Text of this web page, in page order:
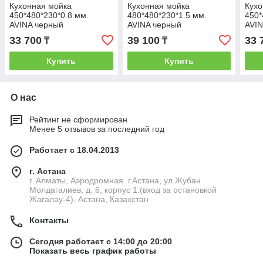
Кухонная мойка
450*480*230*0.8 мм.
AVINA черный
33 700 ₸
Купить
Кухонная мойка
480*480*230*1.5 мм.
AVINA черный
39 100₸
Купить
33
О нас
Рейтинг не сформирован
Менее 5 отзывов за последний год
Работает с 18.04.2013
г. Астана
г. Алматы, Аэродромная. г.Астана, ул.Жубан
Молдагалиев, д. 6, корпус 1.(вход за остановкой
Жагалау-4), Астана, Казахстан
Контакты
Сегодня работает с 14:00 до 20:00
Показать весь график работы